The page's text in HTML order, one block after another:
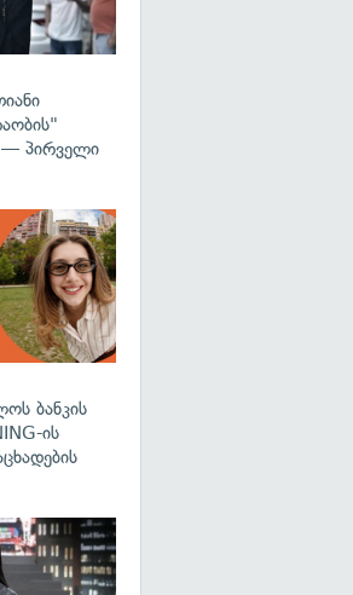
— პირველი
ბანკის
ის